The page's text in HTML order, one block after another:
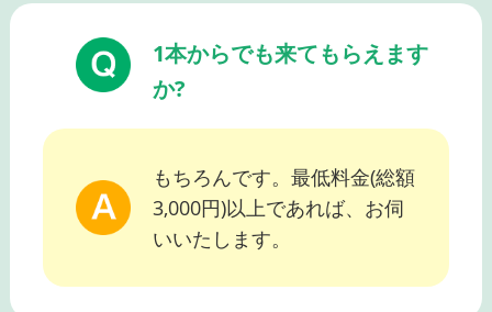
1本からでも来てもらえます
か?
もちろんです。最低料金(総額
3,000円)以上であれば、お伺
いいたします。